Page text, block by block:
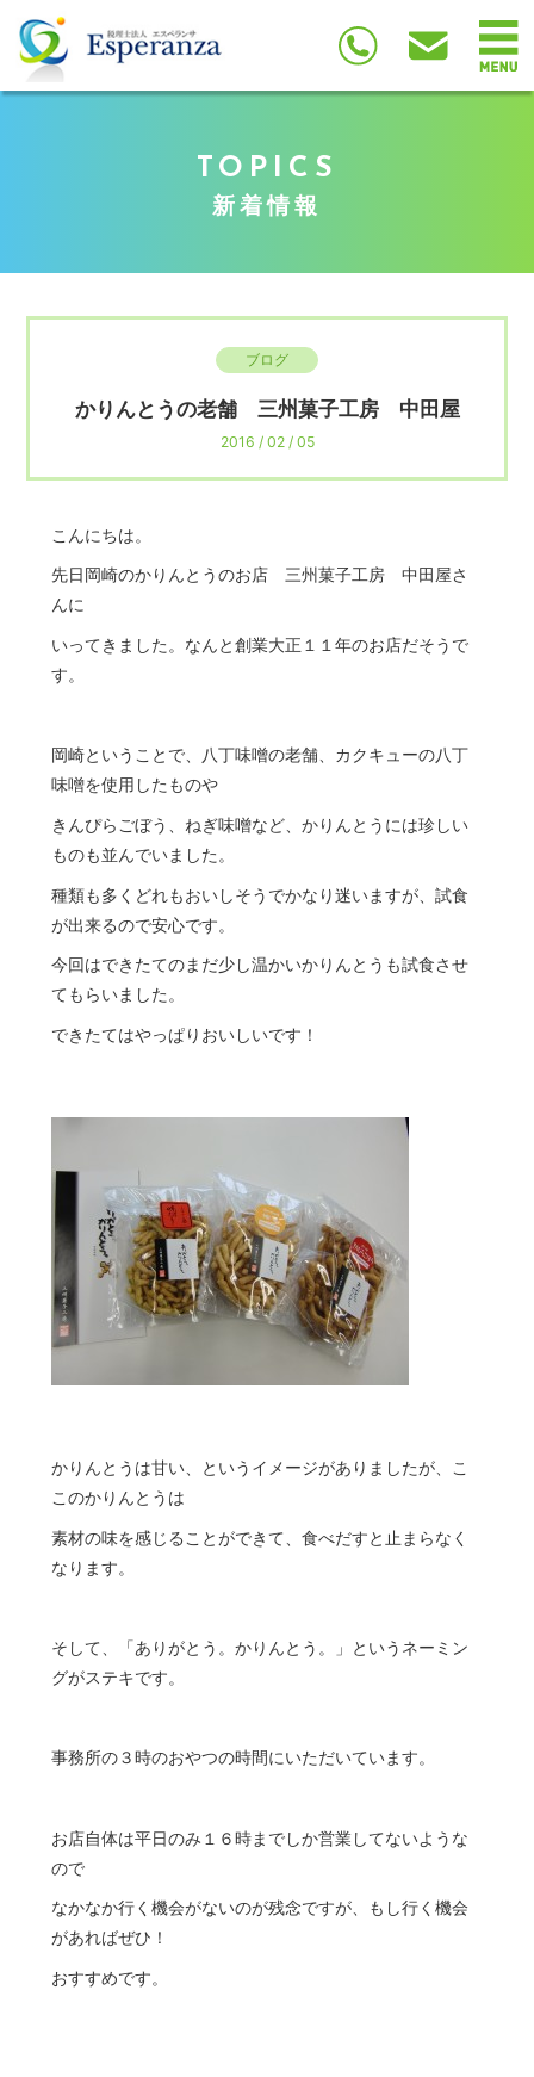
TOPICS
新着情報
ブログ
かりんとうの老舗 三州菓子工房 中田屋
2016 / 02 / 05
こんにちは。
先日岡崎のかりんとうのお店 三州菓子工房 中田屋さ
んに
いってきました。なんと創業大正１１年のお店だそうで
す。
岡崎ということで、八丁味噌の老舗、カクキューの八丁
味噌を使用したものや
きんぴらごぼう、ねぎ味噌など、かりんとうには珍しい
ものも並んでいました。
種類も多くどれもおいしそうでかなり迷いますが、試食
が出来るので安心です。
今回はできたてのまだ少し温かいかりんとうも試食させ
てもらいました。
できたてはやっぱりおいしいです！
かりんとうは甘い、というイメージがありましたが、こ
このかりんとうは
素材の味を感じることができて、食べだすと止まらなく
なります。
そして、「ありがとう。かりんとう。」というネーミン
グがステキです。
事務所の３時のおやつの時間にいただいています。
お店自体は平日のみ１６時までしか営業してないような
ので
なかなか行く機会がないのが残念ですが、もし行く機会
があればぜひ！
おすすめです。